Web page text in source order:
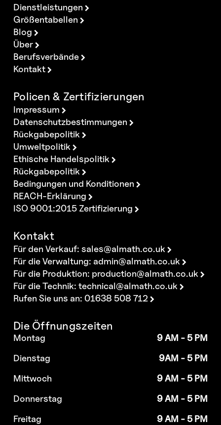
Dienstleistungen
Größentabellen
Blog
Über
Berufsverbände
Kontakt
Policen & Zertifizierungen
Impressum
Datenschutzbestimmungen
Rückgabepolitik
Umweltpolitik
Ethische Handelspolitik
Rückgabepolitik
Bedingungen und Konditionen
REACH-Erklärung
ISO 9001:2015 Zertifizierung
Kontakt
Für den Verkauf:sales@almath.co.uk
Für die Verwaltung: admin@almath.co.uk
Für die Produktion: production@almath.co.uk
Für die Technik:technical@almath.co.uk
Rufen Sie uns an: 01638 508 712
Die Öffnungszeiten
Montag
9 AM - 5 PM
Dienstag
9AM - 5 PM
Mittwoch
9 AM - 5 PM
Donnerstag
9 AM - 5 PM
Freitag
9 AM - 5 PM